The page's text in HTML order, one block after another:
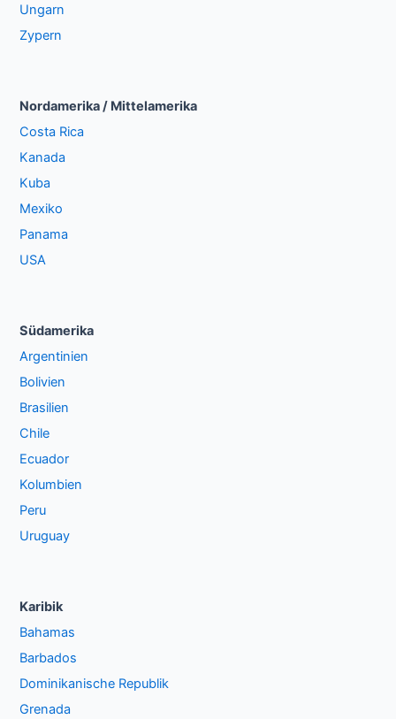
Ungarn
Zypern
Nordamerika / Mittelamerika
Costa Rica
Kanada
Kuba
Mexiko
Panama
USA
Südamerika
Argentinien
Bolivien
Brasilien
Chile
Ecuador
Kolumbien
Peru
Uruguay
Karibik
Bahamas
Barbados
Dominikanische Republik
Grenada